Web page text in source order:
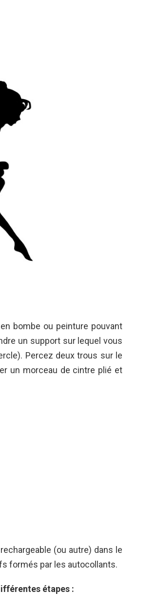
bombe ou peinture pouvant
un support sur lequel vous
Percez deux trous sur le
un morceau de cintre plié et
(ou autre) dans le
formés par les autocollants.
étapes :